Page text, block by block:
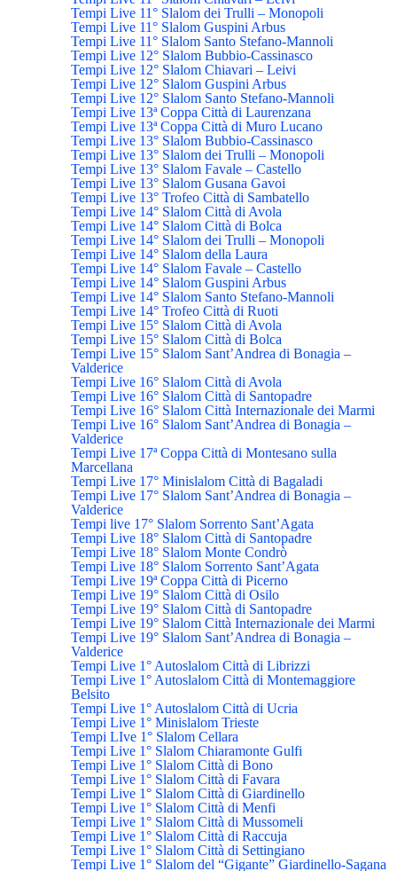
Tempi Live 11° Slalom dei Trulli – Monopoli
Tempi Live 11° Slalom Guspini Arbus
Tempi Live 11° Slalom Santo Stefano-Mannoli
Tempi Live 12° Slalom Bubbio-Cassinasco
Tempi Live 12° Slalom Chiavari – Leivi
Tempi Live 12° Slalom Guspini Arbus
Tempi Live 12° Slalom Santo Stefano-Mannoli
Tempi Live 13ª Coppa Città di Laurenzana
Tempi Live 13ª Coppa Città di Muro Lucano
Tempi Live 13° Slalom Bubbio-Cassinasco
Tempi Live 13° Slalom dei Trulli – Monopoli
Tempi Live 13° Slalom Favale – Castello
Tempi Live 13° Slalom Gusana Gavoi
Tempi Live 13° Trofeo Città di Sambatello
Tempi Live 14° Slalom Città di Avola
Tempi Live 14° Slalom Città di Bolca
Tempi Live 14° Slalom dei Trulli – Monopoli
Tempi Live 14° Slalom della Laura
Tempi Live 14° Slalom Favale – Castello
Tempi Live 14° Slalom Guspini Arbus
Tempi Live 14° Slalom Santo Stefano-Mannoli
Tempi Live 14° Trofeo Città di Ruoti
Tempi Live 15° Slalom Città di Avola
Tempi Live 15° Slalom Città di Bolca
Tempi Live 15° Slalom Sant’Andrea di Bonagia –
Valderice
Tempi Live 16° Slalom Città di Avola
Tempi Live 16° Slalom Città di Santopadre
Tempi Live 16° Slalom Città Internazionale dei Marmi
Tempi Live 16° Slalom Sant’Andrea di Bonagia –
Valderice
Tempi Live 17ª Coppa Città di Montesano sulla
Marcellana
Tempi Live 17° Minislalom Città di Bagaladi
Tempi Live 17° Slalom Sant’Andrea di Bonagia –
Valderice
Tempi live 17° Slalom Sorrento Sant’Agata
Tempi Live 18° Slalom Città di Santopadre
Tempi Live 18° Slalom Monte Condrò
Tempi Live 18° Slalom Sorrento Sant’Agata
Tempi Live 19ª Coppa Città di Picerno
Tempi Live 19° Slalom Città di Osilo
Tempi Live 19° Slalom Città di Santopadre
Tempi Live 19° Slalom Città Internazionale dei Marmi
Tempi Live 19° Slalom Sant’Andrea di Bonagia –
Valderice
Tempi Live 1° Autoslalom Città di Librizzi
Tempi Live 1° Autoslalom Città di Montemaggiore
Belsito
Tempi Live 1° Autoslalom Città di Ucria
Tempi Live 1° Minislalom Trieste
Tempi LIve 1° Slalom Cellara
Tempi Live 1° Slalom Chiaramonte Gulfi
Tempi Live 1° Slalom Città di Bono
Tempi Live 1° Slalom Città di Favara
Tempi Live 1° Slalom Città di Giardinello
Tempi Live 1° Slalom Città di Menfi
Tempi Live 1° Slalom Città di Mussomeli
Tempi Live 1° Slalom Città di Raccuja
Tempi Live 1° Slalom Città di Settingiano
Tempi Live 1° Slalom del “Gigante” Giardinello-Sagana